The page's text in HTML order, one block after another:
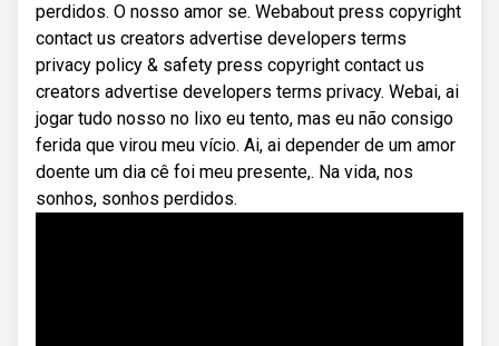
perdidos. O nosso amor se. Webabout press copyright
contact us creators advertise developers terms
privacy policy & safety press copyright contact us
creators advertise developers terms privacy. Webai, ai
jogar tudo nosso no lixo eu tento, mas eu não consigo
ferida que virou meu vício. Ai, ai depender de um amor
doente um dia cê foi meu presente,. Na vida, nos
sonhos, sonhos perdidos.